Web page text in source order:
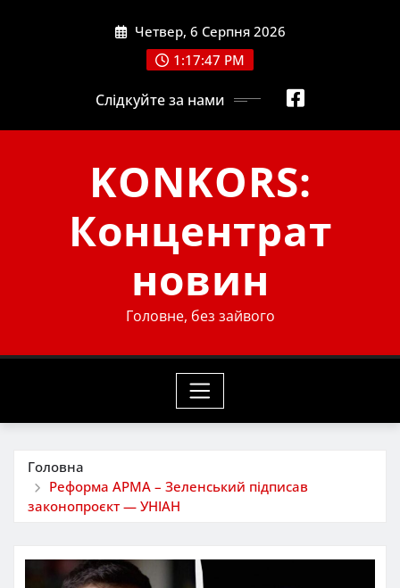
Четвер, 6 Серпня 2026
1:17:47 PM
Слідкуйте за нами
KONKORS:
Концентрат
новин
Головне, без зайвого
Головна
Реформа АРМА – Зеленський підписав
законопроєкт — УНІАН